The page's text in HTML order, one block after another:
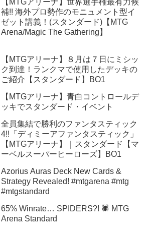
【MTGアリーナ】世界選手権最有力候
補!! 海外プロ勢作のモニュメント型イ
ゼット講義！(スタンダード)【MTG
Arena/Magic The Gathering】
【MTGアリーナ】８月は７日にミシッ
ク到達！ランクマで使用したデッキの
ご紹介【スタンダード】BO1
【MTGアリーナ】青白コントロールデ
ッキでスタンダード・イベント
全員集結で勝利のファンタスティック
4!!「ディミーアファンタスティック」
【MTGアリーナ】｜スタンダード【マ
ーベルスーパーヒーローズ】BO1
Azorius Auras Deck New Cards &
Strategy Revealed! #mtgarena #mtg
#mtgstandard
65% Winrate… SPIDERS?! 🕷️ MTG
Arena Standard